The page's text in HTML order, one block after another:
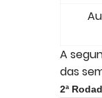
A
das
2ª